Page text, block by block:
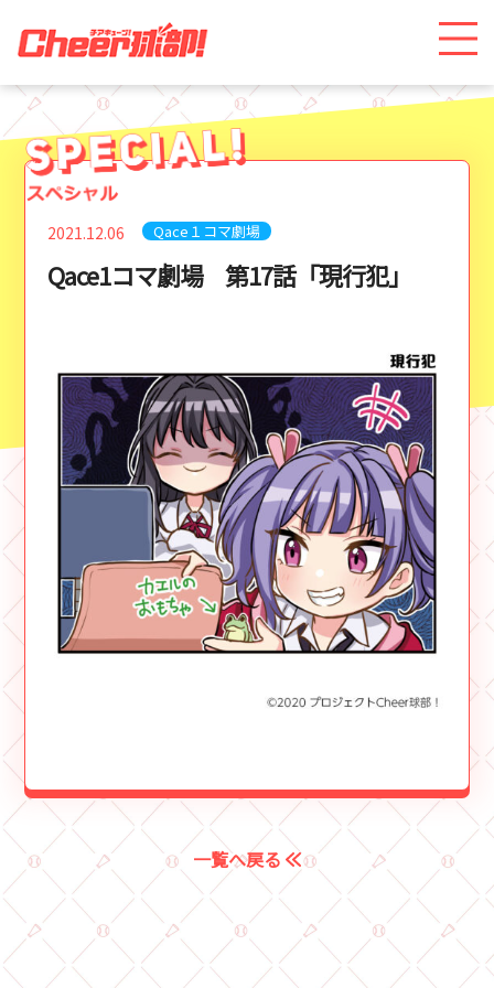
2021.12.06 Qace１コマ劇場
Qace1コマ劇場 第17話「現行犯」
一覧へ戻る